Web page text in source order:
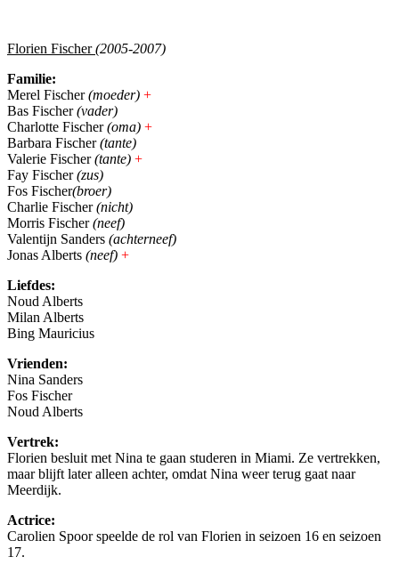
Florien Fischer(2005-2007)
Familie:
Merel Fischer(moeder) +
Bas Fischer(vader)
Charlotte Fischer(oma) +
Barbara Fischer(tante)
Valerie Fischer(tante) +
Fay Fischer(zus)
Fos Fischer(broer)
Charlie Fischer(nicht)
Morris Fischer(neef)
Valentijn Sanders (achterneef)
Jonas Alberts (neef) +
Liefdes:
Noud Alberts
Milan Alberts
Bing Mauricius
Vrienden:
Nina Sanders
Fos Fischer
Noud Alberts
Vertrek:
Florien besluit met Nina te gaan studeren in Miami. Ze vertrekken,
maar blijft later alleen achter, omdat Nina weer terug gaat naar
Meerdijk.
Actrice:
Carolien Spoor speelde de rol van Florien in seizoen 16 en seizoen
17.